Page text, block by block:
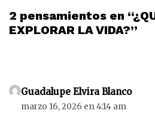
2 pensamientos en
EXPLORAR LA VIDA?”
Guadalupe Elvira Blanco
marzo 16, 2026 en 4:14 am